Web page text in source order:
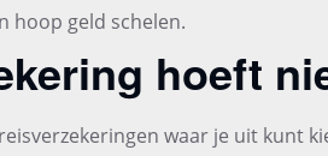
hoop geld schelen.
hoeft
waar je uit kunt